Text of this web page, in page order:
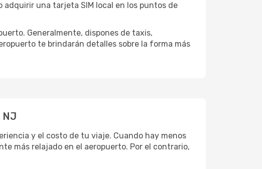
una tarjeta SIM local en los puntos de
Generalmente, dispones de taxis,
te brindarán detalles sobre la forma más
NJ
y el costo de tu viaje. Cuando hay menos
más relajado en el aeropuerto. Por el contrario,